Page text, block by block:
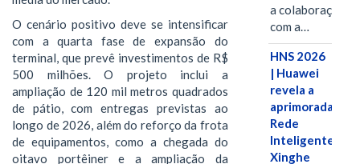
O cenário positivo deve se intensificar
com a quarta fase de expansão do
terminal, que prevê investimentos de R$
500 milhões. O projeto inclui a
ampliação de 120 mil metros quadrados
de pátio, com entregas previstas ao
longo de 2026, além do reforço da frota
de equipamentos, como a chegada do
oitavo portêiner e a ampliação da
a colaboração
com a…
HNS 2026
| Huawei
revela a
aprimorada
Rede
Inteligente
Xinghe